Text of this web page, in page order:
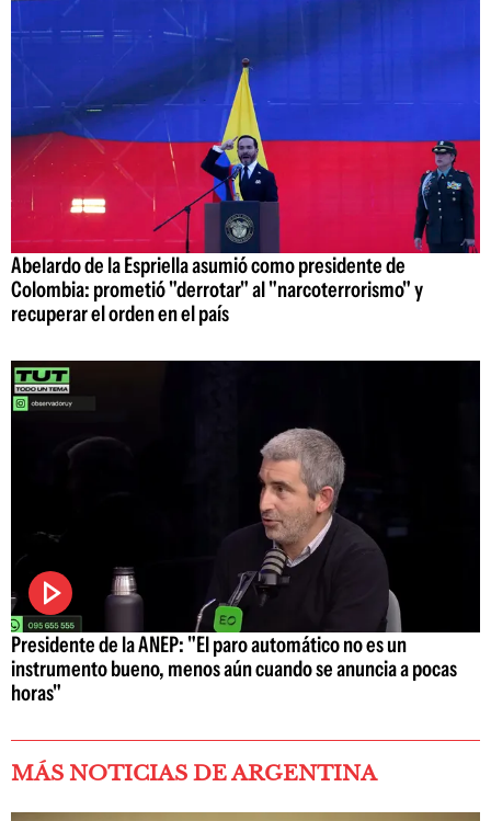
Abelardo de la Espriella asumió como presidente de
Colombia: prometió "derrotar" al "narcoterrorismo" y
recuperar el orden en el país
Presidente de la ANEP: "El paro automático no es un
instrumento bueno, menos aún cuando se anuncia a pocas
horas"
MÁS NOTICIAS DE ARGENTINA